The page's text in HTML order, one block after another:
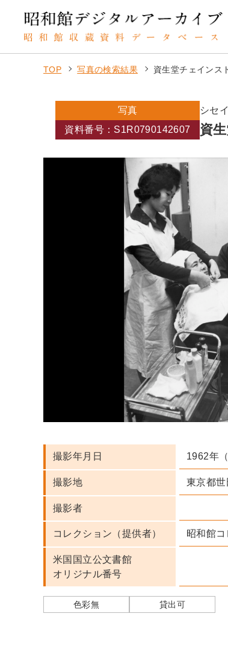
TOP 写真の検索結果 資生堂チェインス
写真
シセ
資料番号：S1R0790142607
資
撮影年月日 1962年
撮影地 東京都
撮影者
コレクション（提供者） 昭和館コ
米国国立公文書館
オリジナル番号
色彩無 貸出可